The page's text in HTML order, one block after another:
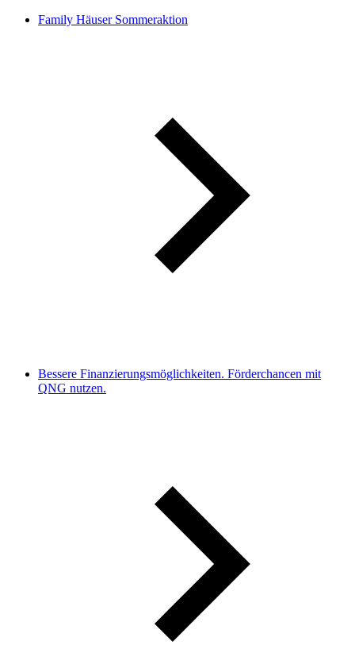
Family Häuser Sommeraktion
Bessere Finanzierungsmöglichkeiten. Förderchancen mit
QNG nutzen.